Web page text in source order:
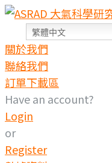
繁體中文
關於我們
聯絡我們
訂單下載區
Have an account?
Login
or
Register